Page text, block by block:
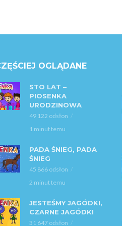
OGLĄDANE
STO LAT –
PIOSENKA
URODZINOWA
49 122 odsłon
1 minut temu
PADA ŚNIEG, PADA
ŚNIEG
45 866 odsłon
2 minut temu
JESTEŚMY JAGÓDKI,
CZARNE JAGÓDKI
31 647 odsłon